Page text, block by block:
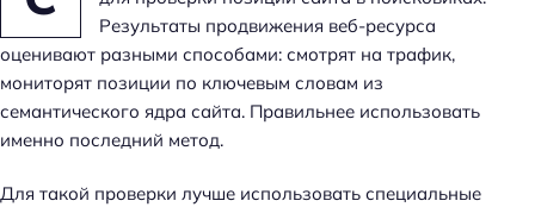
м
е
т
к
п
Результаты продвижения веб-ресурса
оценивают разными способами: смотрят на трафик,
мониторят позиции по ключевым словам из
семантического ядра сайта. Правильнее использовать
именно последний метод.
Для такой проверки лучше использовать специальные